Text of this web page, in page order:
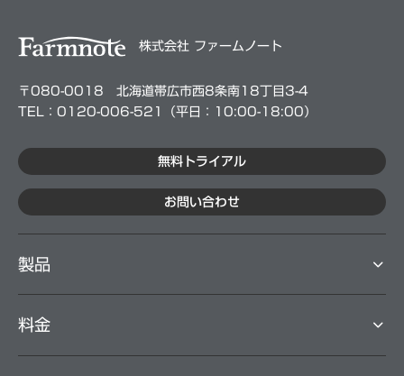
株式会社 ファームノート
〒080-0018 北海道帯広市西8条南18丁目3-4
TEL：0120-006-521（平⽇：10:00-18:00）
無料トライアル
お問い合わせ
製品
料⾦